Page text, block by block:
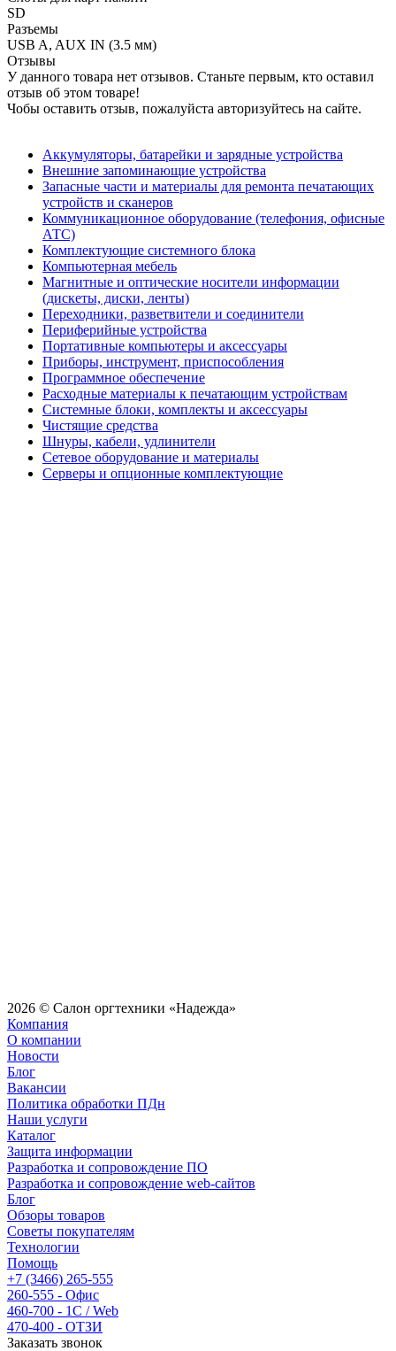
SD
Разъемы
USB A, AUX IN (3.5 мм)
Отзывы
У данного товара нет отзывов. Станьте первым, кто оставил
отзыв об этом товаре!
Чобы оставить отзыв, пожалуйста авторизуйтесь на сайте.
Аккумуляторы, батарейки и зарядные устройства
Внешние запоминающие устройства
Запасные части и материалы для ремонта печатающих
устройств и сканеров
Коммуникационное оборудование (телефония, офисные
АТС)
Комплектующие системного блока
Компьютерная мебель
Магнитные и оптические носители информации
(дискеты, диски, ленты)
Переходники, разветвители и соединители
Периферийные устройства
Портативные компьютеры и аксессуары
Приборы, инструмент, приспособления
Программное обеспечение
Расходные материалы к печатающим устройствам
Системные блоки, комплекты и аксессуары
Чистящие средства
Шнуры, кабели, удлинители
Сетевое оборудование и материалы
Серверы и опционные комплектующие
2026 © Салон оргтехники «Надежда»
Компания
О компании
Новости
Блог
Вакансии
Политика обработки ПДн
Наши услуги
Каталог
Защита информации
Разработка и сопровождение ПО
Разработка и сопровождение web-сайтов
Блог
Обзоры товаров
Советы покупателям
Технологии
Помощь
+7 (3466) 265-555
260-555 - Офис
460-700 - 1C / Web
470-400 - ОТЗИ
Заказать звонок